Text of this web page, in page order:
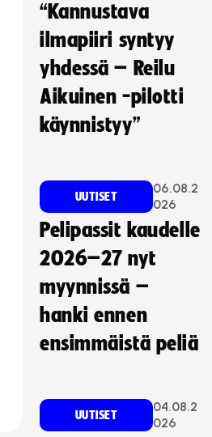
“Kannustava
ilmapiiri syntyy
yhdessä – Reilu
Aikuinen -pilotti
käynnistyy”
UUTISET
06.08.2
026
Pelipassit kaudelle
2026–27 nyt
myynnissä –
hanki ennen
ensimmäistä peliä
UUTISET
04.08.2
026